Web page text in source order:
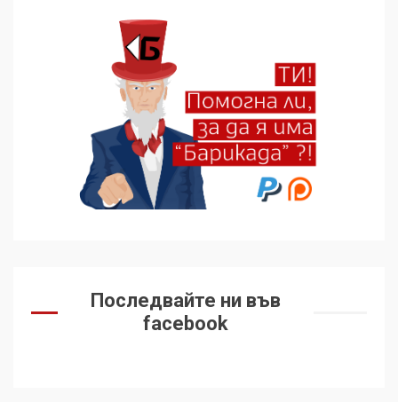
Последвайте ни във
facebook